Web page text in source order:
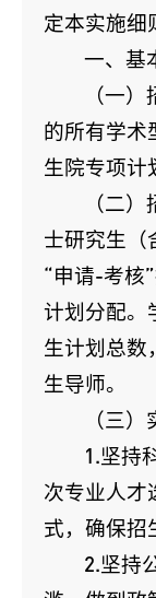
定本实施细
一、基
（一
的所有学术
生院专项计
（二
士研究生（
“申请-考核
计划分配。
生计划总数
生导师。
（三
1.坚持
次专业人才
式，确保招
2.坚持